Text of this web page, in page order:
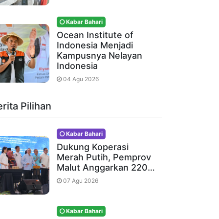
Kabar Bahari
Ocean Institute of
Indonesia Menjadi
Kampusnya Nelayan
Indonesia
04 Agu 2026
Pilihan
Kabar Bahari
Dukung Koperasi
Merah Putih, Pemprov
Malut Anggarkan 220…
07 Agu 2026
Kabar Bahari